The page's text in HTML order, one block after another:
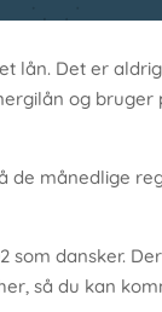
lån. Det er
og
månedlige
dansker.
så du kan